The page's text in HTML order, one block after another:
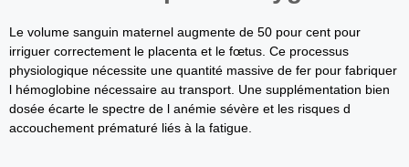
Le volume sanguin maternel augmente de 50 pour cent pour
irriguer correctement le placenta et le fœtus. Ce processus
physiologique nécessite une quantité massive de fer pour fabriquer
l hémoglobine nécessaire au transport. Une supplémentation bien
dosée écarte le spectre de l anémie sévère et les risques d
accouchement prématuré liés à la fatigue.